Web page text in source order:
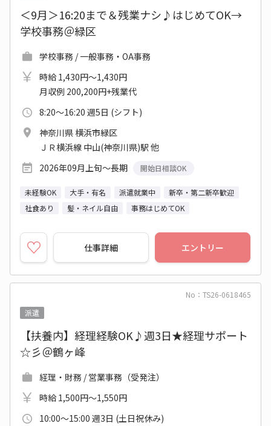
＜9月＞16:20まで＆残業ナシ♪はじめてOK→
学校事務＠緑区
学校事務 / 一般事務・OA事務
時給 1,430円～1,430円
月収例 200,200円+残業代
8:20～16:20 週5日 (シフト)
神奈川県 横浜市緑区
ＪＲ横浜線 中山(神奈川県)駅 他
2026年09月上旬～長期
開始日相談OK
未経験OK 大手・有名 派遣就業中
新卒・第二新卒歓迎
社食あり
髪・ネイル自由 事務はじめてOK
仕事詳細 エントリー
No：TS26-0618465
派遣
【扶養内】経理経験OK♪週3日★経理サポート
☆彡＠鶴ヶ峰
経理・財務 / 営業事務（受発注）
時給 1,500円～1,550円
10:00～15:00 週3日 (土日祝休み)